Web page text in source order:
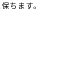
ちます。